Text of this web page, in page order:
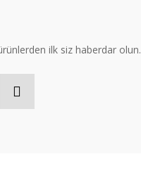
ilk siz haberdar olun.